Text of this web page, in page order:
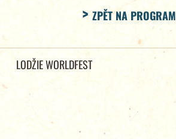
ZPĚT NA PROGRAM
LODŽIE WORLDFEST